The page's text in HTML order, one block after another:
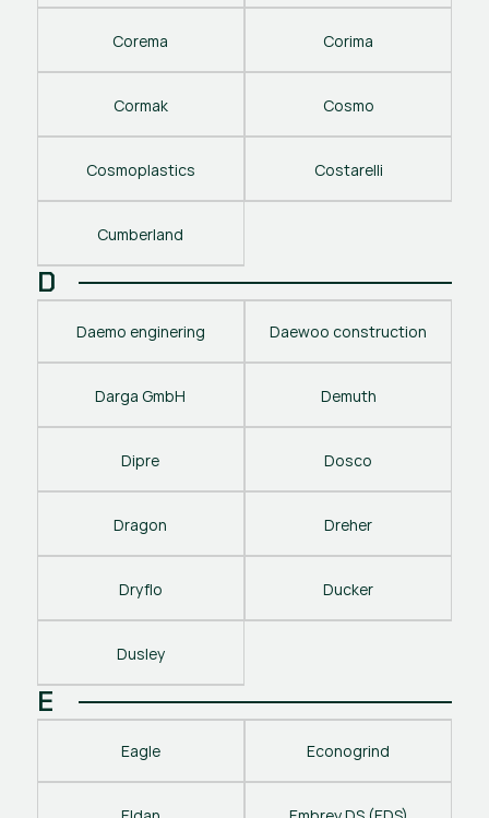
Corema Corima
Cormak Cosmo
Cosmoplastics Costarelli
Cumberland
D
Daemo enginering Daewoo construction
Darga GmbH Demuth
Dipre Dosco
Dragon Dreher
Dryflo Ducker
Dusley
E
Eagle Econogrind